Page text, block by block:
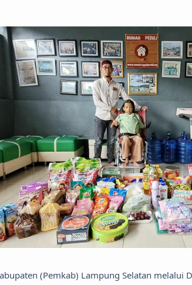
(Pemkab) Lampung Selatan melalui